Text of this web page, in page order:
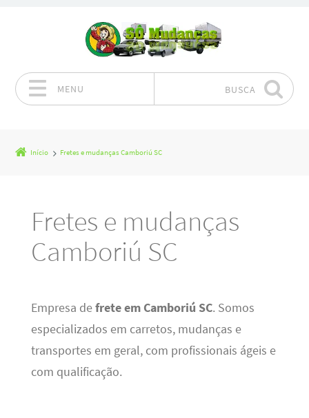
MENU BUSCA
Início Fretes e mudanças Camboriú SC
Fretes e mudanças
Camboriú SC
Empresa defrete em Camboriú SC. Somos
especializados em carretos, mudanças e
transportes em geral, com profissionais ágeis e
com qualificação.